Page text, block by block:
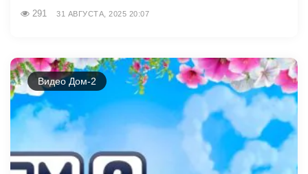
291 31 АВГУСТА, 2025 20:07
Видео Дом-2